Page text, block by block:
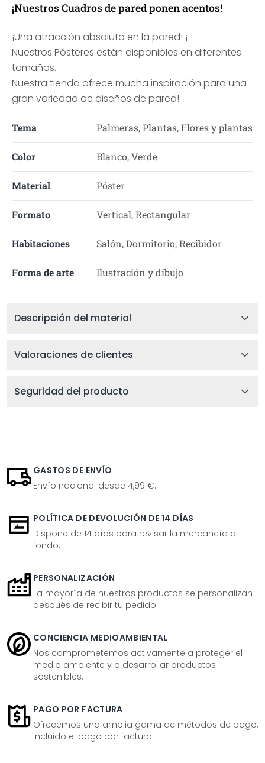
¡Nuestros Cuadros de pared ponen acentos!
¡Una atracción absoluta en la pared! ¡
Nuestros Pósteres están disponibles en diferentes
tamaños.
Nuestra tienda ofrece mucha inspiración para una
gran variedad de diseños de pared!
Tema Palmeras, Plantas, Flores y plantas
Color Blanco, Verde
Material Póster
Formato Vertical, Rectangular
Habitaciones Salón, Dormitorio, Recibidor
Forma de arte Ilustración y dibujo
Descripción del material
Valoraciones de clientes
Seguridad del producto
GASTOS DE ENVÍO
Envío nacional desde 4,99 €.
POLÍTICA DE DEVOLUCIÓN DE 14 DÍAS
Dispone de 14 días para revisar la mercancía a
fondo.
PERSONALIZACIÓN
La mayoría de nuestros productos se personalizan
después de recibir tu pedido.
CONCIENCIA MEDIOAMBIENTAL
Nos comprometemos activamente a proteger el
medio ambiente y a desarrollar productos
sostenibles.
PAGO POR FACTURA
Ofrecemos una amplia gama de métodos de pago,
incluido el pago por factura.